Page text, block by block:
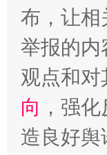
布，让相
举报的
观点和对
向 ，强
造良好